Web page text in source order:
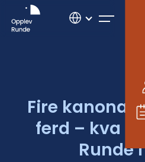
Fire kanonar
ferd – kva
Runde i